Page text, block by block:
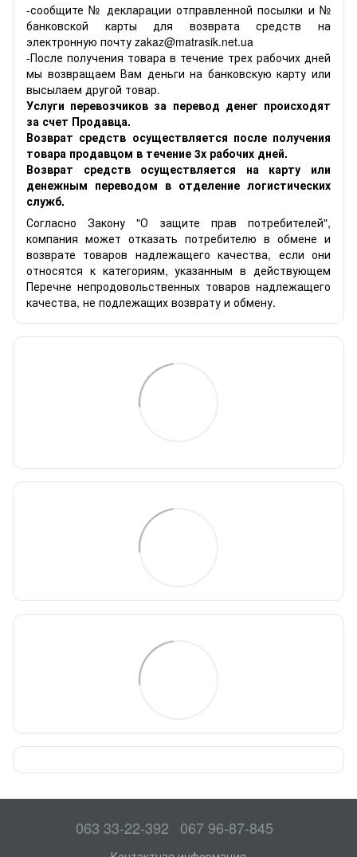
-сообщите № декларации отправленной посылки и №
банковской карты для возврата средств на
электронную почту zakaz@matrasik.net.ua
-После получения товара в течение трех рабочих дней
мы возвращаем Вам деньги на банковскую карту или
высылаем другой товар.
Услуги перевозчиков за перевод денег происходят
за счет Продавца.
Возврат средств осуществляется после получения
товара продавцом в течение 3х рабочих дней.
Возврат средств осуществляется на карту или
денежным переводом в отделение логистических
служб.
Согласно Закону "О защите прав потребителей",
компания может отказать потребителю в обмене и
возврате товаров надлежащего качества, если они
относятся к категориям, указанным в действующем
Перечне непродовольственных товаров надлежащего
качества, не подлежащих возврату и обмену.
063 33-22-392 067 96-87-845